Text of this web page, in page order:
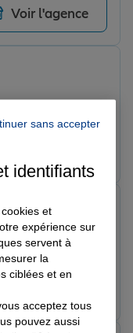
Voir l'agence
sans accepter
identifiants
et
expérience sur
servent à
la
ciblées et en
acceptez tous
pouvez aussi